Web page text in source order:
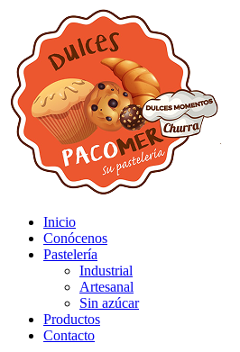
Inicio
Conócenos
Pastelería
Industrial
Artesanal
Sin azúcar
Productos
Contacto